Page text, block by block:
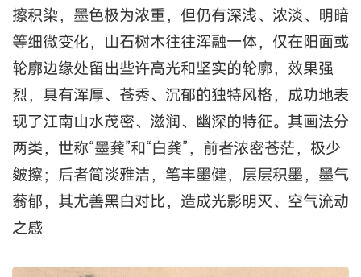
擦积染，墨色极为浓重，但仍有深浅、浓淡、明暗
等细微变化，山石树木往往浑融一体，仅在阳面或
轮廓边缘处留出些许高光和坚实的轮廓，效果强
烈，具有浑厚、苍秀、沉郁的独特风格，成功地表
现了江南山水茂密、滋润、幽深的特征。其画法分
两类，世称“墨龚”和“白龚”，前者浓密苍茫，极少
皴擦；后者简淡雅洁，笔丰墨健，层层积墨，墨气
蓊郁，其尤善黑白对比，造成光影明灭、空气流动
之感